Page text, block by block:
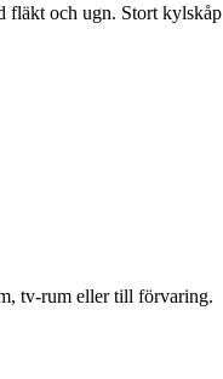
fläkt och ugn. Stort kylskåp
tv-rum eller till förvaring.